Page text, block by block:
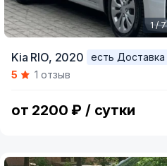
of
1 / 7
Kia RIO, 2020
есть Доставка
5
1 отзыв
от 2200 ₽ / сутки